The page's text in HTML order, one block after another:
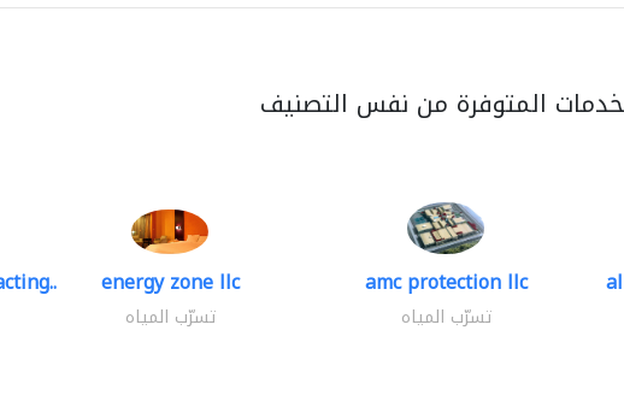
المتوفرة من نفس التصنيف
energy zone llc
تسرّب المياه
amc protection llc
تسرّب المياه